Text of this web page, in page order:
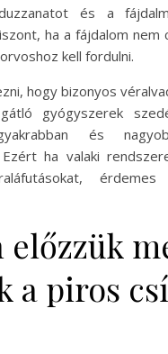
és a
ha a fájdalom nem
kell fordulni.
hogy bizonyos
gyógyszerek
és
ha valaki
érdemes
előzzük
a piros